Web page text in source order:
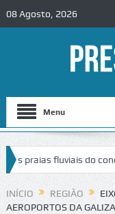
08 Agosto, 2026
Menu
fluviais do concelho
de trânsito no IC2 em
INÍCIO REGIÃO
AEROPORTOS DA